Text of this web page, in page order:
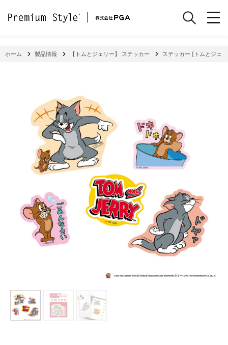
ホーム 製品情報 【トムとジェリー】 ステッカー ステッカー [トムとジェ